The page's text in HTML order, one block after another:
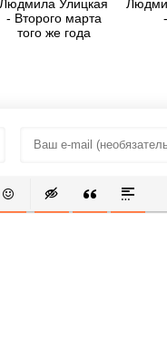
Людмила Улицкая
- Второго марта
того же года
ЗАЩИЩЕННУЮ
СМАЙЛИК
ВСТАВКАВСТАВКА